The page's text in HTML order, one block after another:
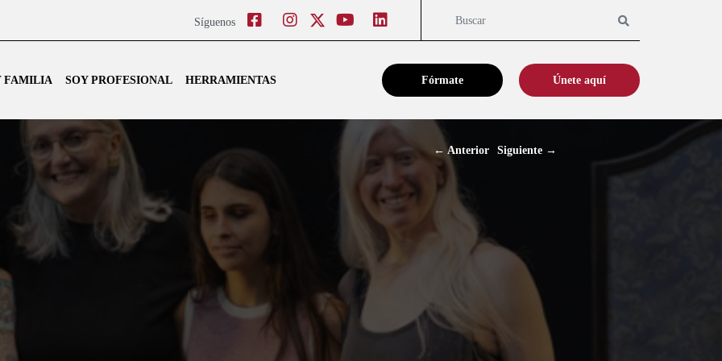
Síguenos
FacebookInstagram
Twitter Youtube
Buscar
FAMILIA SOY PROFESIONAL HERRAMIENTAS Fórmate Únete aquí
← Anterior Siguiente →